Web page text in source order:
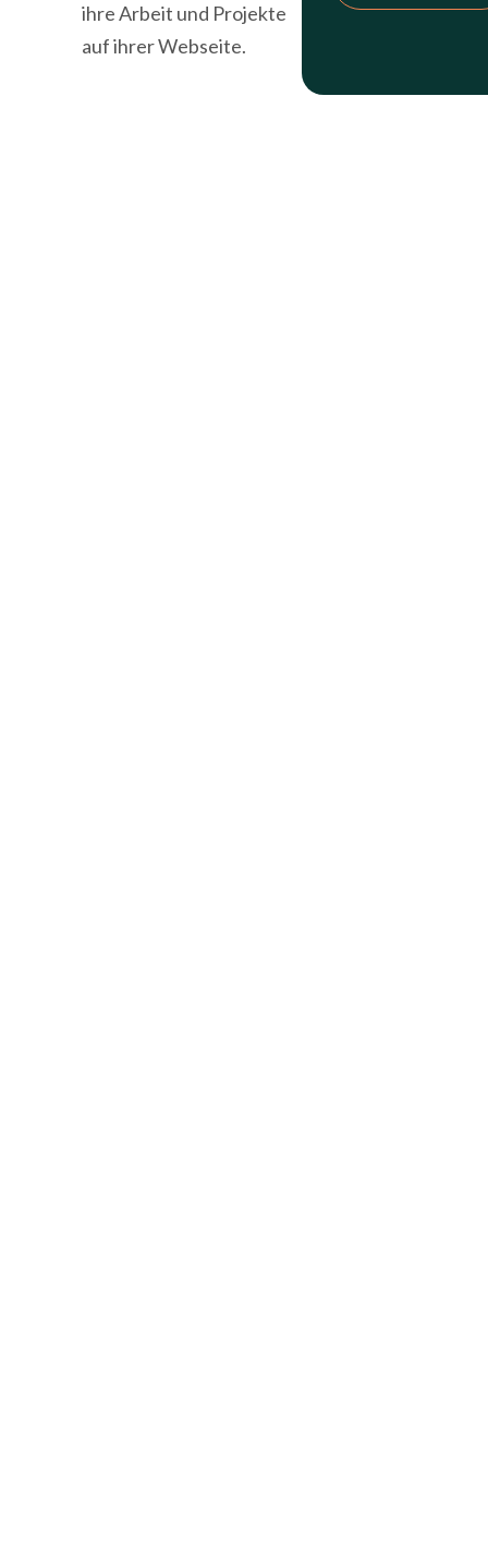
ihre Arbeit und Projekte
auf ihrer Webseite.